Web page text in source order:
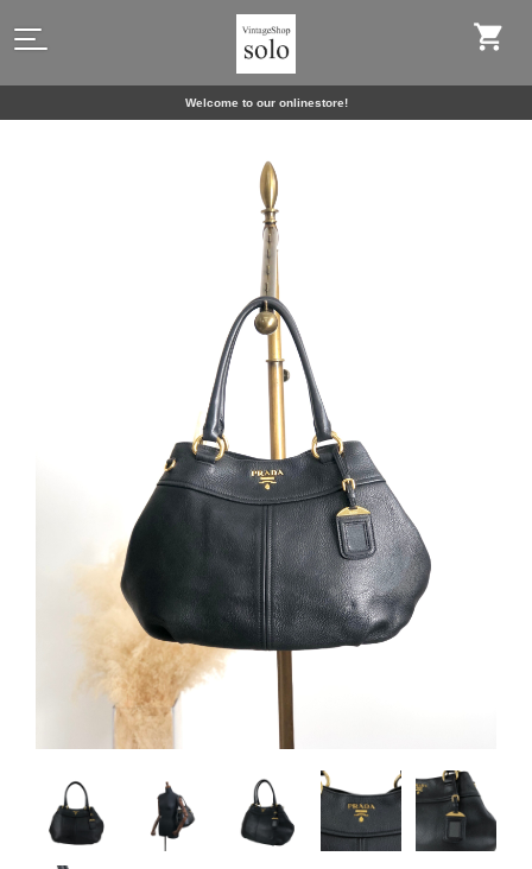
Welcome to our onlinestore!